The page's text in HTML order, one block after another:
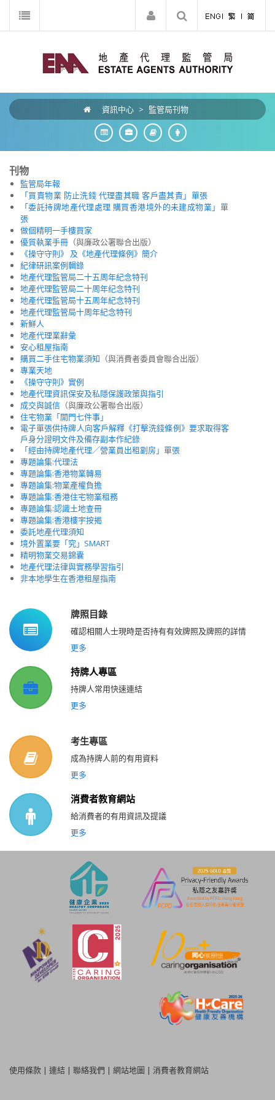
資訊中心 > 監管局刊物
刊物
監管局年報
「買賣物業 防止洗錢 代理盡其職 客戶盡其責」單張
「委託持牌地產代理處理 購買香港境外的未建成物業」單
張
做個精明一手樓買家
優質執業手冊 （與廉政公署聯合出版）
《操守守則》 及《地產代理條例》簡介
紀律研訊案例輯錄
地產代理監管局二十五周年紀念特刊
地產代理監管局二十周年纪念特刊
地產代理監管局十五周年紀念特刊
地產代理監管局十周年紀念特刊
新鮮人
地產代理業辭彙
安心租屋指南
購買二手住宅物業須知 （與消費者委員會聯合出版）
專業天地
《操守守則》實例
地產代理資訊保安及私隱保護政策與指引
成交與誠信 （與廉政公署聯合出版）
住宅物業「開門七件事」
電子單張供持牌人向客戶解釋《打擊洗錢條例》要求取得客
戶身分證明文件及備存副本作紀錄
「經由持牌地產代理／營業員出租劏房」單張
專題論集:代理法
專題論集:香港物業轉易
專題論集:物業產權負擔
專題論集:香港住宅物業租務
專題論集:認識土地查冊
專題論集:香港樓宇按揭
委託地產代理須知
境外置業要「究」SMART
精明物業交易錦囊
地產代理法律與實務學習指引
非本地學生在香港租屋指南
牌照目錄
確認相關人士現時是否持有有效牌照及牌照的詳情
更多
持牌人專區
持牌人常用快速連結
更多
考生專區
成為持牌人前的有用資料
更多
消費者教育網站
給消費者的有用資訊及提議
更多
使用條款 | 連結 | 聯絡我們 | 網站地圖 | 消費者教育網站